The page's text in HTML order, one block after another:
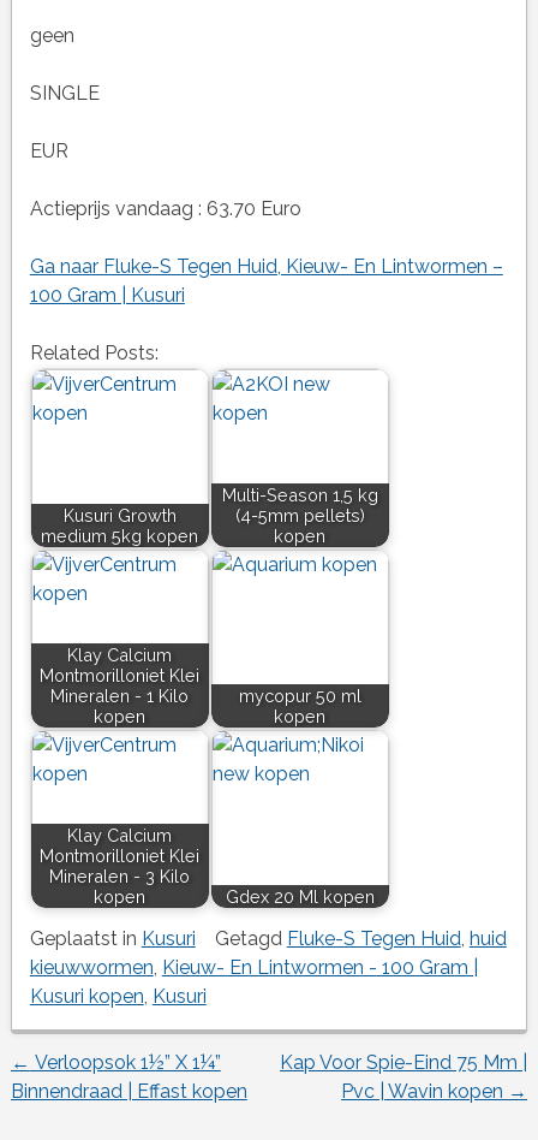
geen
SINGLE
EUR
Actieprijs vandaag : 63.70 Euro
Ga naar Fluke-S Tegen Huid, Kieuw- En Lintwormen –
100 Gram | Kusuri
Related Posts:
Kusuri Growth
medium 5kg kopen
Multi-Season 1,5 kg
(4-5mm pellets)
kopen
Klay Calcium
Montmorilloniet Klei
Mineralen - 1 Kilo
kopen
mycopur 50 ml
kopen
Klay Calcium
Montmorilloniet Klei
Mineralen - 3 Kilo
kopen
Gdex 20 Ml kopen
Geplaatst in Kusuri Getagd Fluke-S Tegen Huid huid
kieuwwormen Kieuw- En Lintwormen - 100 Gram |
Kusuri kopen Kusuri
Berichtnavigatie
← Verloopsok 1½” X 1¼”
Binnendraad | Effast kopen
Kap Voor Spie-Eind 75 Mm |
Pvc | Wavin kopen →